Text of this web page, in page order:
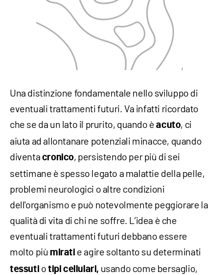
Una distinzione fondamentale nello sviluppo di
eventuali trattamenti futuri. Va infatti ricordato
che se da un lato il prurito, quando èacuto, ci
aiuta ad allontanare potenziali minacce, quando
diventa cronico, persistendo per più di sei
settimane è spesso legato a malattie della pelle,
problemi neurologici o altre condizioni
dell'organismo e può notevolmente peggiorare la
qualità di vita di chi ne soffre. L’idea è che
eventuali trattamenti futuri debbano essere
molto più mirati e agire soltanto su determinati
tessuti otipi cellulari, usando come bersaglio,